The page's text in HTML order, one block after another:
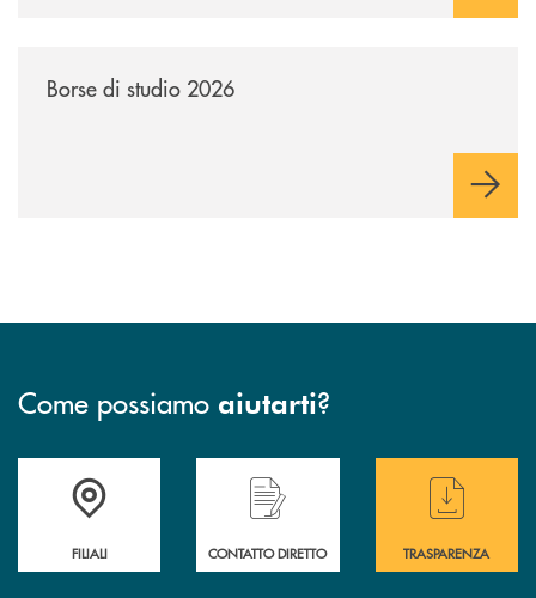
Borse di studio 2026
Come possiamo aiutarti?
Trova la filiale più vicina a te
FILIALI
Hai bisogno di assistenza immediata ?
CONTATTO DIRETTO
Hai bisogno di
TRASPARENZA